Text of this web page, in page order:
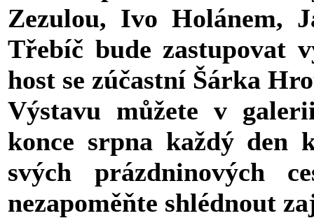
Zezulou, Ivo Holánem,
Třebíč bude zastupovat
host se zúčastní Šárka
Výstavu můžete v
konce srpna každý den
svých prázdninových
nezapoměňte shlédnout